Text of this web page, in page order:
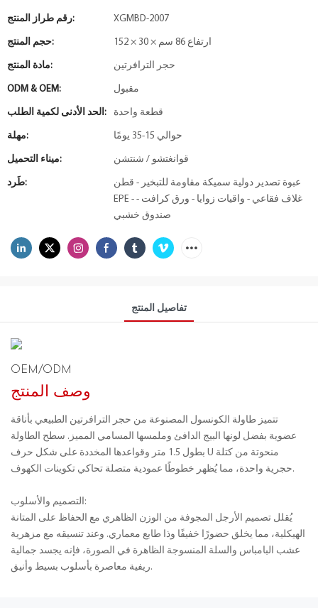
رقم طراز المنتج: XGMBD-2007
حجم المنتج: 152 × 30 × ارتفاع 86 سم
مادة المنتج: حجر الترافرتين
ODM & OEM: مقبول
الحد الأدنى لكمية الطلب: قطعة واحدة
مهلة: حوالي 15-35 يومًا
ميناء التحميل: قوانغتشو / شنتشن
طَرد:
عبوة تصدير دولية سميكة مقاومة للتبخير - قطن
EPE - غلاف فقاعي - واقيات زوايا - ورق كرافت -
صندوق خشبي
تفاصيل المنتج
OEM/ODM
وصف المنتج
تتميز طاولة الكونسول المصنوعة من حجر الترافرتين الطبيعي بأناقة
عضوية بفضل لونها البيج الدافئ وملمسها المسامي المميز. سطح الطاولة
بطول 1.5 متر وقواعدها المخددة على شكل حرف U منحوتة من كتلة
حجرية واحدة، مما يُظهر خطوطًا عمودية متصلة تحاكي تكوينات الكهوف.
التصميم والأسلوب:
يُقلل تصميم الأرجل المجوفة من الوزن الظاهري مع الحفاظ على المتانة
الهيكلية، مما يخلق حضورًا خفيفًا وذا طابع معماري. وعند تنسيقه مع مزهرية
عشب البامباس والسلة المنسوجة الظاهرة في الصورة، فإنه يجسد جمالية
ريفية معاصرة بأسلوب بسيط وأنيق.